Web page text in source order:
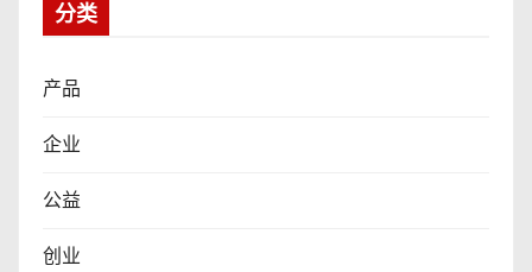
分类
产品
企业
公益
创业